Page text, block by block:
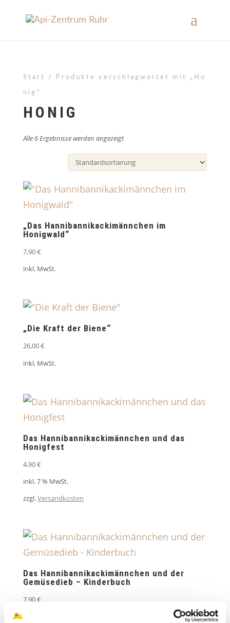
Start / Produkte verschlagwortet mit „Ho
nig“
HONIG
Alle 6 Ergebnisse werden angezeigt
„Das Hannibannikackimännchen im
Honigwald“
7,90€
inkl. MwSt.
„Die Kraft der Biene“
26,00€
inkl. MwSt.
Das Hannibannikackimännchen und das
Honigfest
4,90€
inkl. 7 % MwSt.
zzgl.Versandkosten
Das Hannibannikackimännchen und der
Gemüsedieb – Kinderbuch
7,90€
inkl. MwSt.